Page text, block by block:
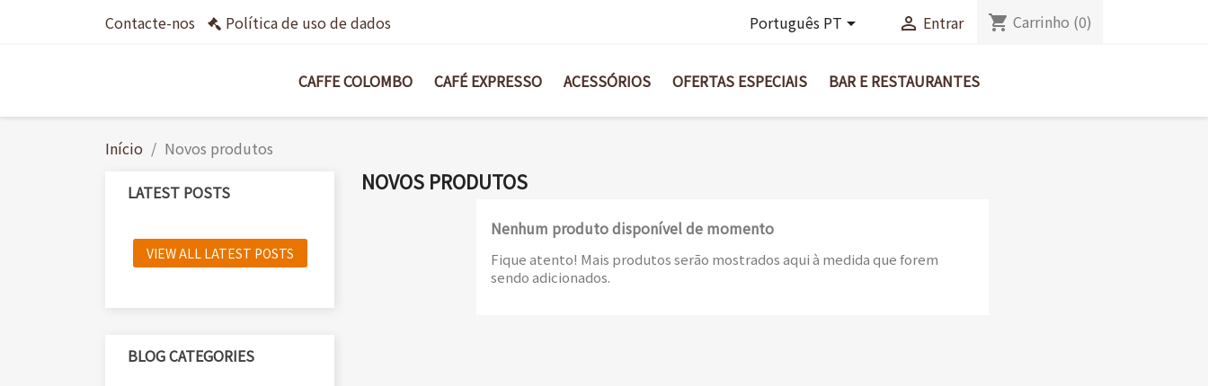
Contacte-nos Política de uso de dados Português PT  Entrar shopping_cart Carrinho (0)
CAFFE COLOMBO CAFÉ EXPRESSO ACESSÓRIOS OFERTAS ESPECIAIS BAR E RESTAURANTES
Início Novos produtos
LATEST POSTS
VIEW ALL LATEST POSTS
BLOG CATEGORIES
NOVOS PRODUTOS
Nenhum produto disponível de momento
Fique atento! Mais produtos serão mostrados aqui à medida que forem
sendo adicionados.